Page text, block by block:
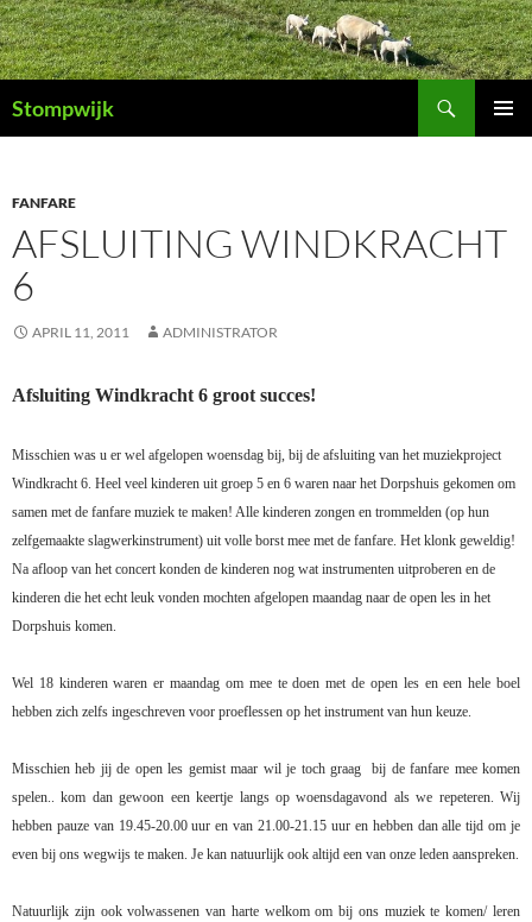
Ga
naar
de
inhoud
Stompwijk
FANFARE
AFSLUITING WINDKRACHT
6
APRIL 11, 2011 ADMINISTRATOR
Afsluiting Windkracht 6 groot succes!
Misschien was u er wel afgelopen woensdag bij, bij de afsluiting van het muziekproject
Windkracht 6. Heel veel kinderen uit groep 5 en 6 waren naar het Dorpshuis gekomen om
samen met de fanfare muziek te maken! Alle kinderen zongen en trommelden (op hun
zelfgemaakte slagwerkinstrument) uit volle borst mee met de fanfare. Het klonk geweldig!
Na afloop van het concert konden de kinderen nog wat instrumenten uitproberen en de
kinderen die het echt leuk vonden mochten afgelopen maandag naar de open les in het
Dorpshuis komen.
Wel 18 kinderen waren er maandag om mee te doen met de open les en een hele boel
hebben zich zelfs ingeschreven voor proeflessen op het instrument van hun keuze.
Misschien heb jij de open les gemist maar wil je toch graag
bij de fanfare mee komen
spelen.. kom dan gewoon een keertje langs op woensdagavond als we repeteren. Wij
hebben pauze van 19.45-20.00 uur en van 21.00-21.15 uur en hebben dan alle tijd om je
even bij ons wegwijs te maken. Je kan natuurlijk ook altijd een van onze leden aanspreken.
Natuurlijk zijn ook volwassenen van harte welkom om bij ons muziek te komen/ leren